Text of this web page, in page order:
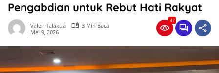
Pengabdian untuk Rebut Hati Rakyat
Valen Talakua
3 Min Baca
Mei 9, 2026
47